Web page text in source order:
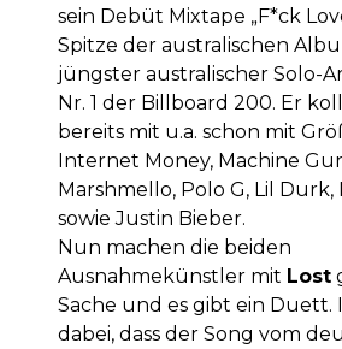
sein Debüt Mixtape „F*ck
Spitze der australischen
jüngster australischer Solo-
Nr. 1 der Billboard 200. Er
bereits mit u.a. schon mit
Internet Money, Machine
Marshmello, Polo G, Lil Durk,
sowie Justin Bieber.
Nun machen die beiden
Ausnahmekünstler mit Lost
Sache und es gibt ein Duett.
dabei, dass der Song vom